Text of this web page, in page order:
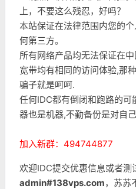
上，不要这么残忍，好吗？
本站保证在法律范围内您的
何第三方。
所有网络产品均无法保证在
宽带均有相同的访问体验,那
骗子就是呵呵.
任何IDC都有倒闭和跑路的
器也是机器,不勤备份是对自
加入新群：494744877
欢迎IDC提交优惠信息或者
admin#138vps.com，苏苏